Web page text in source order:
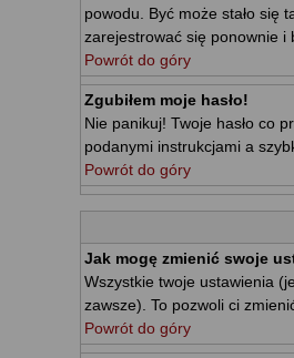
powodu. Być może stało się
zarejestrować się ponownie i
Powrót do góry
Zgubiłem moje hasło!
Nie panikuj! Twoje hasło co
podanymi instrukcjami a
Powrót do góry
Jak mogę zmienić swoje
Wszystkie twoje ustawienia
zawsze). To pozwoli ci
Powrót do góry